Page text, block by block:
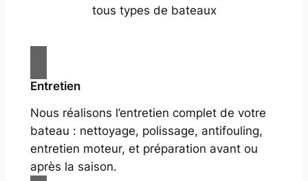
tous types de bateaux
Entretien
Nous réalisons l’entretien complet de votre
bateau : nettoyage, polissage, antifouling,
entretien moteur, et préparation avant ou
après la saison.